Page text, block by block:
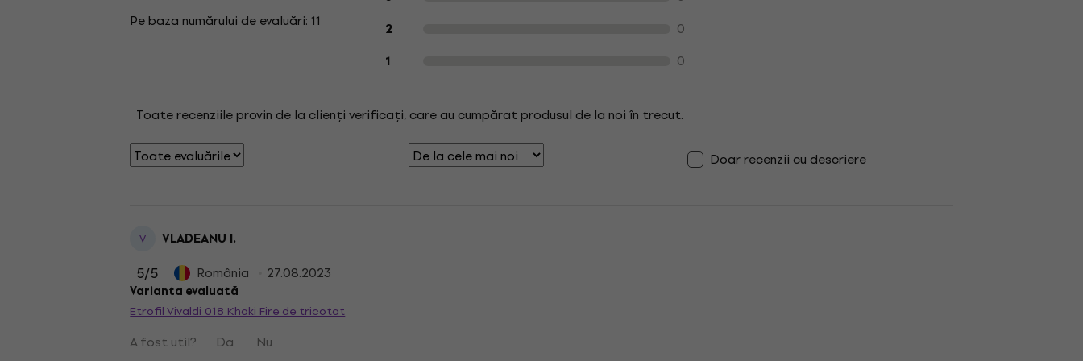
Pe baza numărului de evaluări: 11 2 0
1 0
Toate recenziile provin de la clienți verificați, care au cumpărat produsul de la noi în trecut.
Doar recenzii cu descriere
V VLADEANU I.
5/5 România 27.08.2023
Varianta evaluată
Etrofil Vivaldi 018 Khaki Fire de tricotat
A fost util? Da Nu